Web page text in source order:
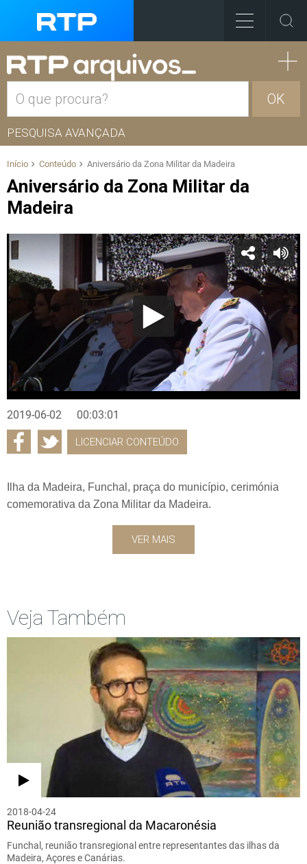
OK
PESQUISA AVANÇADA
Início Conteúdo Aniversário da Zona Militar da Madeira
Aniversário da Zona Militar da
Madeira
2019-06-02 00:03:01
LICENCIAR CONTEÚDO
Ilha da Madeira, Funchal, praça do município, cerimónia
comemorativa da Zona Militar da Madeira.
VER MAIS
Veja Também
2018-04-24
Reunião transregional da Macaronésia
Funchal, reunião transregional entre representantes das ilhas da
Madeira, Açores e Canárias.